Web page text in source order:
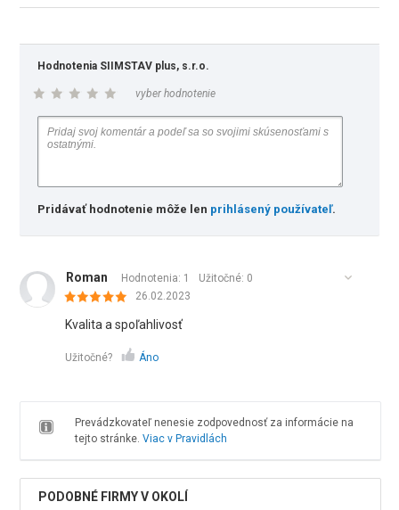
Hodnotenia SIIMSTAV plus, s.r.o.
vyber hodnotenie
Pridávať hodnotenie môže len prihlásený používateľ.
Roman Hodnotenia: 1 Užitočné: 0
26.02.2023
Kvalita a spoľahlivosť
Užitočné? Áno
Prevádzkovateľ nenesie zodpovednosť za informácie na
tejto stránke. Viac v Pravidlách
PODOBNÉ FIRMY V OKOLÍ